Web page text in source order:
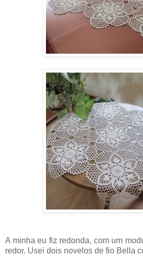
A minha eu fiz redonda, com um
redor. Usei dois novelos de fio Bella